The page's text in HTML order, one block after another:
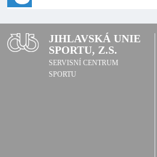
JIHLAVSKÁ UNIE
SPORTU, Z.S.
SERVISNÍ CENTRUM
SPORTU